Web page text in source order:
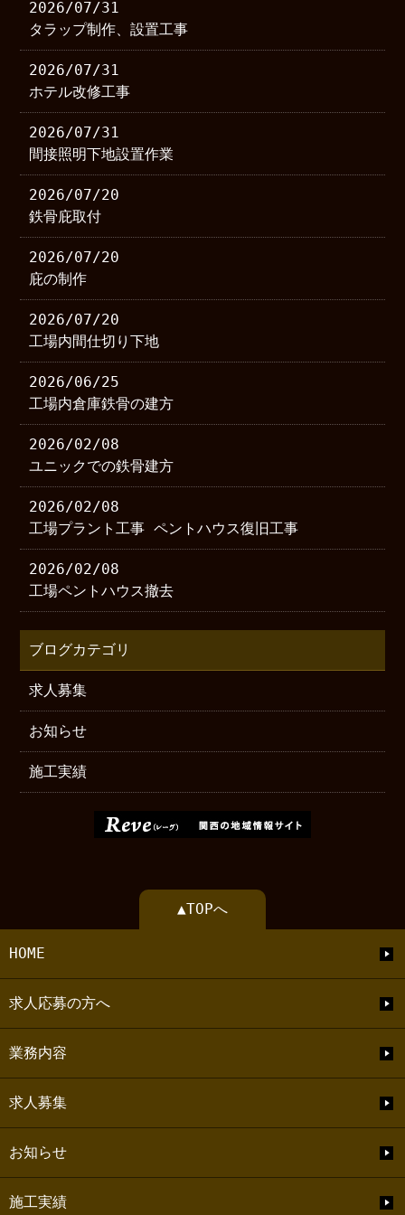
2026/07/31
タラップ制作、設置工事
2026/07/31
ホテル改修工事
2026/07/31
間接照明下地設置作業
2026/07/20
鉄骨庇取付
2026/07/20
庇の制作
2026/07/20
工場内間仕切り下地
2026/06/25
工場内倉庫鉄骨の建方
2026/02/08
ユニックでの鉄骨建方
2026/02/08
工場プラント工事 ペントハウス復旧工事
2026/02/08
工場ペントハウス撤去
ブログカテゴリ
求人募集
お知らせ
施工実績
▲TOPへ
HOME
求人応募の方へ
業務内容
求人募集
お知らせ
施工実績